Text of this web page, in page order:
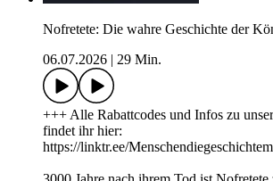
Nofretete: Die wahre Geschichte der
06.07.2026
29 Min.
+++ Alle Rabattcodes und Infos zu
findet ihr hier:
https://linktr.ee/